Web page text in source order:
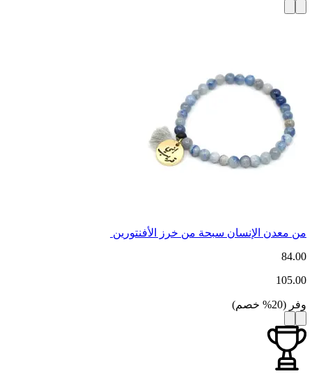
من معدن الإنسان سبحة من خرز الأفنتورين
84.00
105.00
وفر (
20
% خصم)